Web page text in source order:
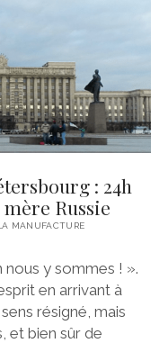
: 24h
Russie
MANUFACTURE
nous y sommes ! ».
en arrivant à
résigné, mais
et bien sûr de